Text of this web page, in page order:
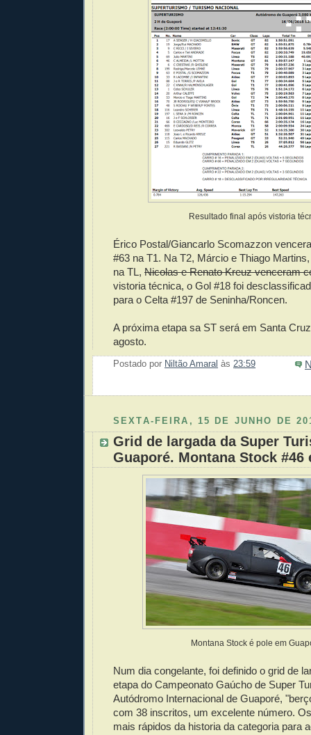
Resultado final após vistoria
Érico Postal/Giancarlo Scomazzon
#63 na T1. Na T2, Márcio e Thiago
na TL, Nicolas e Renato Kreuz venceram
vistoria técnica, o Gol #18 foi
para o Celta #197 de Seninha/Roncen.
A próxima etapa sa ST será em Santa
agosto.
Postado por Niltão Amaral às 23:59
SEXTA-FEIRA, 15 DE JUNHO DE
Grid de largada da Super
Guaporé. Montana Stock #46
Montana Stock é pole em
Num dia congelante, foi definido o grid de
etapa do Campeonato Gaúcho de Super
Autódromo Internacional de Guaporé,
com 38 inscritos, um excelente número.
mais rápidos da historia da categoria para